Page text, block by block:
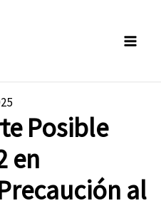
Posible
en
al